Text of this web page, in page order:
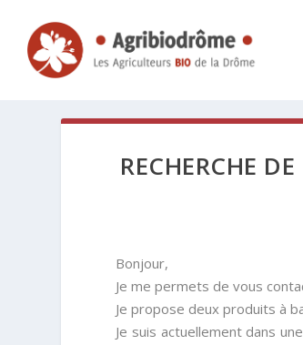
RECHERCHE
Bonjour,
Je me permets de vous
Je propose deux produits à
Je suis actuellement dans